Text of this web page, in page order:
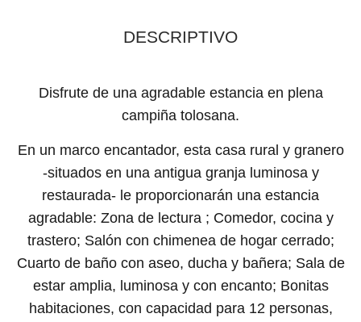
DESCRIPTIVO
Disfrute de una agradable estancia en plena
campiña tolosana.
En un marco encantador, esta casa rural y granero
-situados en una antigua granja luminosa y
restaurada- le proporcionarán una estancia
agradable: Zona de lectura ; Comedor, cocina y
trastero; Salón con chimenea de hogar cerrado;
Cuarto de baño con aseo, ducha y bañera; Sala de
estar amplia, luminosa y con encanto; Bonitas
habitaciones, con capacidad para 12 personas,